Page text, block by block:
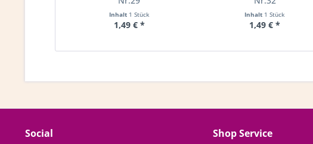
Inhalt 1 Stück
1,49 € *
Inhalt 1 Stück
1,49 € *
Social Shop Service